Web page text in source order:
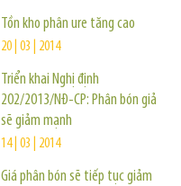
Tồn kho phân ure tăng cao
20 | 03 | 2014
Triển khai Nghị định
202/2013/NĐ-CP: Phân bón giả
sẽ giảm mạnh
14 | 03 | 2014
Giá phân bón sẽ tiếp tục giảm